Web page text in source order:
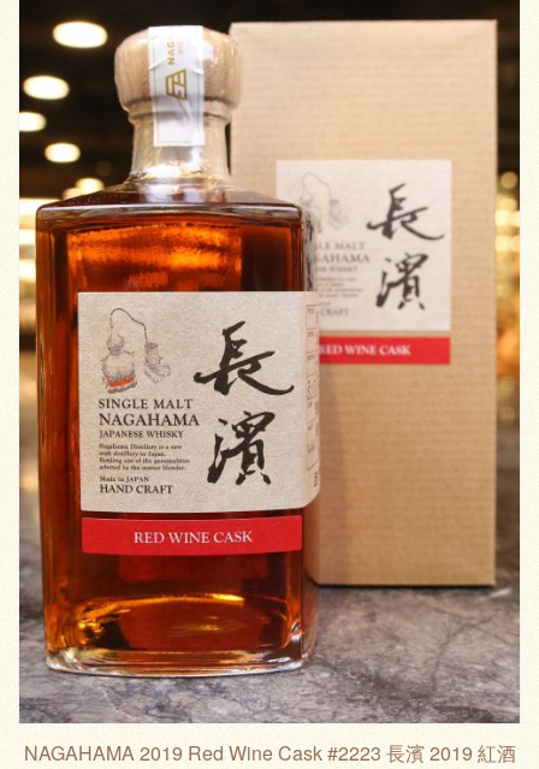
NAGAHAMA 2019 Red Wine Cask #2223 長濱 2019 紅酒